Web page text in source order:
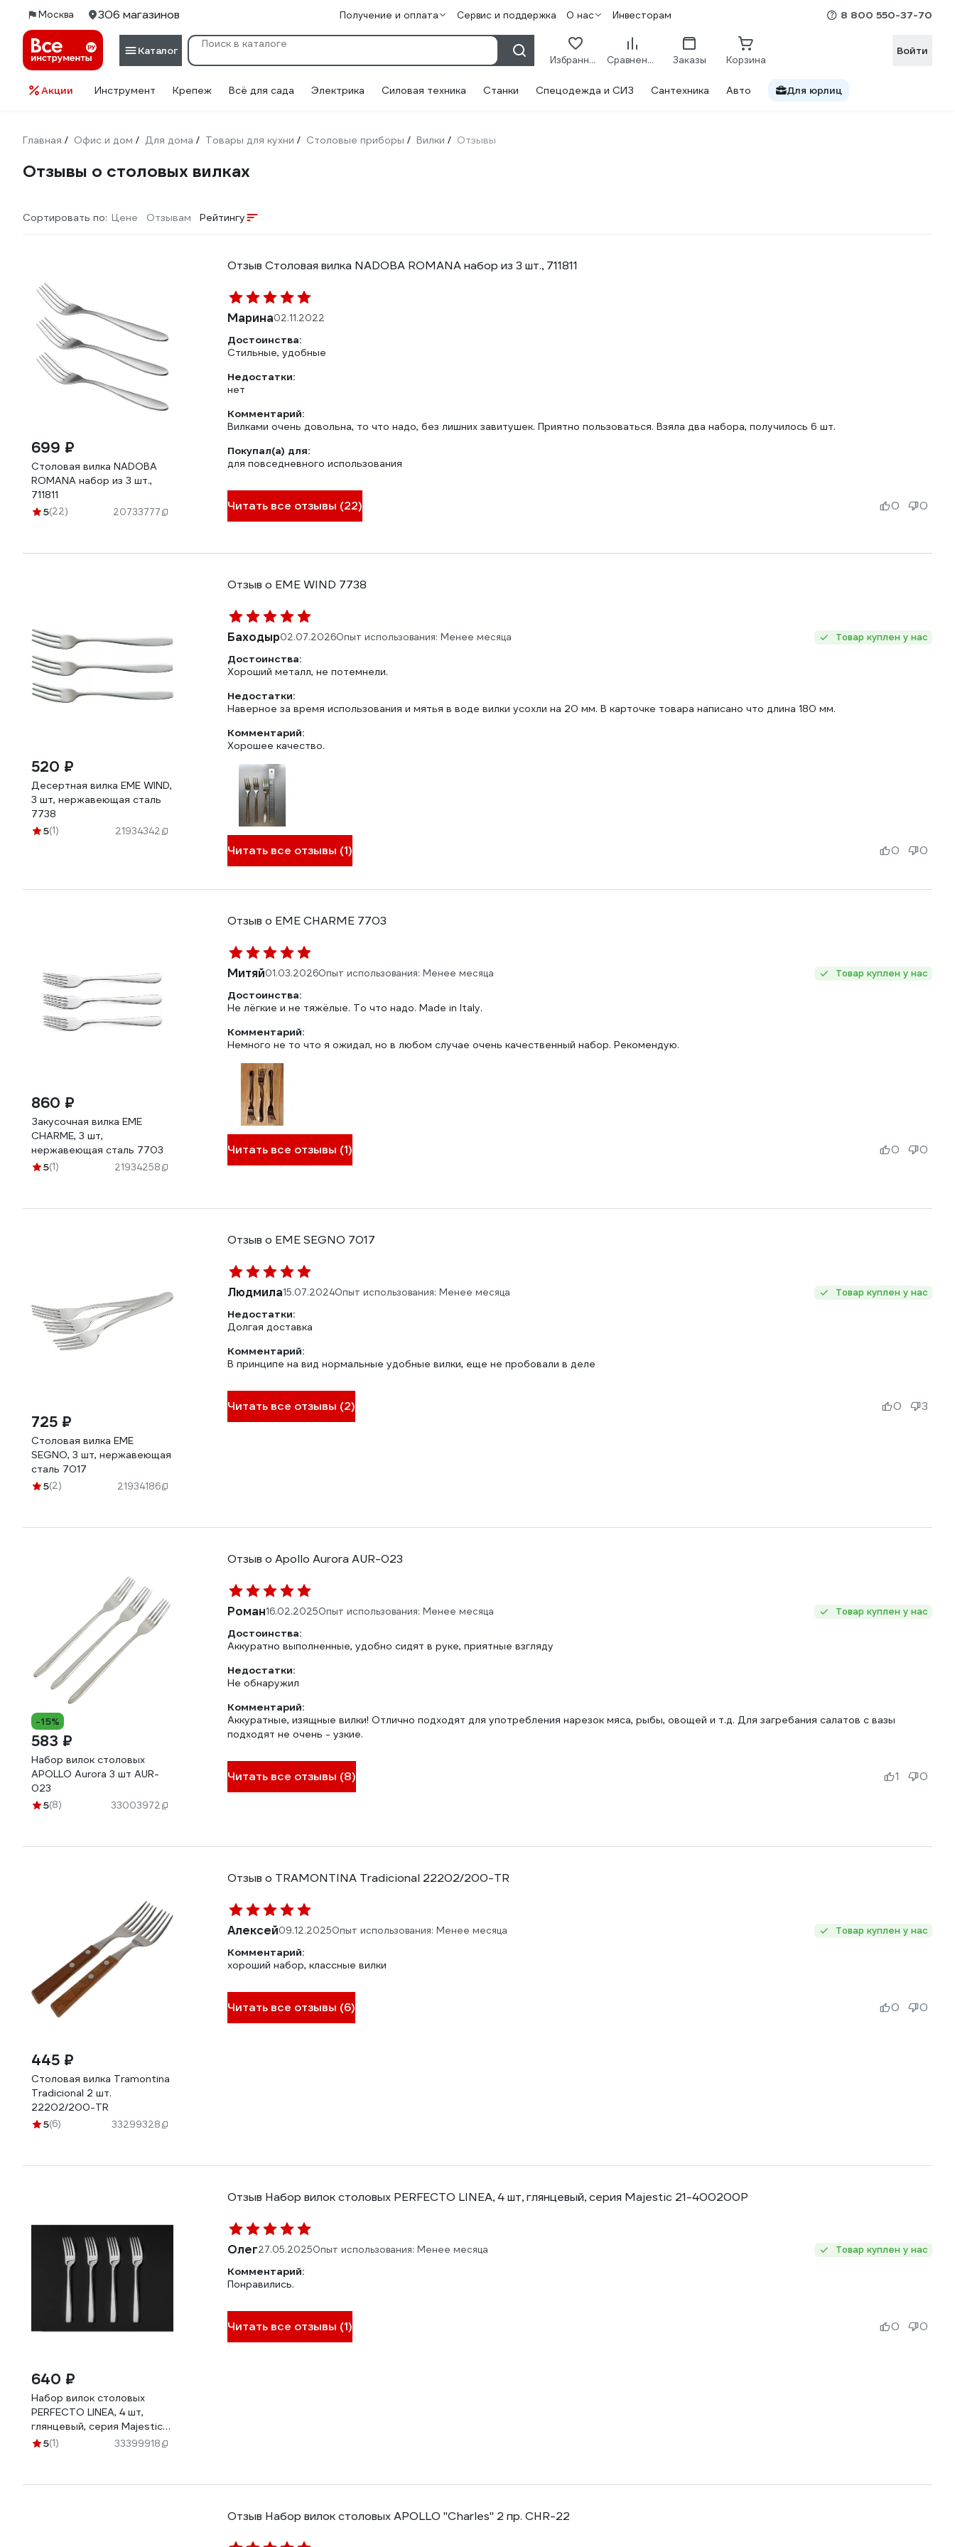
Москва 306 магазинов Получение и оплата Сервис и поддержка О нас Инвесторам 8 800 550-37-70
Каталог
Избранное Сравнение Заказы Корзина
Войти
Акции Инструмент Крепеж Всё для сада Электрика Силовая техника Станки Спецодежда и СИЗ Сантехника Авто Для юрлиц
Главная / Офис и дом / Для дома / Товары для кухни / Столовые приборы / Вилки / Отзывы
Отзывы о столовых вилках
Сортировать по: Цене Отзывам Рейтингу
699 ₽
Столовая вилка NADOBA
ROMANA набор из 3 шт.,
711811
5(22) 20733777
Отзыв Столовая вилка NADOBA ROMANA набор из 3 шт., 711811
Марина02.11.2022
Достоинства:
Стильные, удобные
Недостатки:
нет
Комментарий:
Вилками очень довольна, то что надо, без лишних завитушек. Приятно пользоваться. Взяла два набора, получилось 6 шт.
Покупал(а) для:
для повседневного использования
Читать все отзывы (22) 0 0
520 ₽
Десертная вилка EME WIND,
3 шт, нержавеющая сталь
7738
5(1) 21934342
Отзыв о EME WIND 7738
Баходыр02.07.2026Опыт использования: Менее месяца Товар куплен у нас
Достоинства:
Хороший металл, не потемнели.
Недостатки:
Наверное за время использования и мятья в воде вилки усохли на 20 мм. В карточке товара написано что длина 180 мм.
Комментарий:
Хорошее качество.
Читать все отзывы (1) 0 0
860 ₽
Закусочная вилка EME
CHARME, 3 шт,
нержавеющая сталь 7703
5(1) 21934258
Отзыв о EME CHARME 7703
Митяй01.03.2026Опыт использования: Менее месяца Товар куплен у нас
Достоинства:
Не лёгкие и не тяжёлые. То что надо. Made in Italy.
Комментарий:
Немного не то что я ожидал, но в любом случае очень качественный набор. Рекомендую.
Читать все отзывы (1) 0 0
725 ₽
Столовая вилка EME
SEGNO, 3 шт, нержавеющая
сталь 7017
5(2) 21934186
Отзыв о EME SEGNO 7017
Людмила15.07.2024Опыт использования: Менее месяца Товар куплен у нас
Недостатки:
Долгая доставка
Комментарий:
В принципе на вид нормальные удобные вилки, еще не пробовали в деле
Читать все отзывы (2) 0 3
-15%
583 ₽
Набор вилок столовых
APOLLO Aurora 3 шт AUR-
023
5(8) 33003972
Отзыв о Apollo Aurora AUR-023
Роман16.02.2025Опыт использования: Менее месяца Товар куплен у нас
Достоинства:
Аккуратно выполненные, удобно сидят в руке, приятные взгляду
Недостатки:
Не обнаружил
Комментарий:
Аккуратные, изящные вилки! Отлично подходят для употребления нарезок мяса, рыбы, овощей и т.д. Для загребания салатов с вазы
подходят не очень - узкие.
Читать все отзывы (8) 1 0
445 ₽
Столовая вилка Tramontina
Tradicional 2 шт.
22202/200-TR
5(6) 33299328
Отзыв о TRAMONTINA Tradicional 22202/200-TR
Алексей09.12.2025Опыт использования: Менее месяца Товар куплен у нас
Комментарий:
хороший набор, классные вилки
Читать все отзывы (6) 0 0
640 ₽
Набор вилок столовых
PERFECTO LINEA, 4 шт,
глянцевый, серия Majestic
21-400200P
5(1) 33399918
Отзыв Набор вилок столовых PERFECTO LINEA, 4 шт, глянцевый, серия Majestic 21-400200P
Олег27.05.2025Опыт использования: Менее месяца Товар куплен у нас
Комментарий:
Понравились.
Читать все отзывы (1) 0 0
Отзыв Набор вилок столовых APOLLO "Charles" 2 пр. CHR-22